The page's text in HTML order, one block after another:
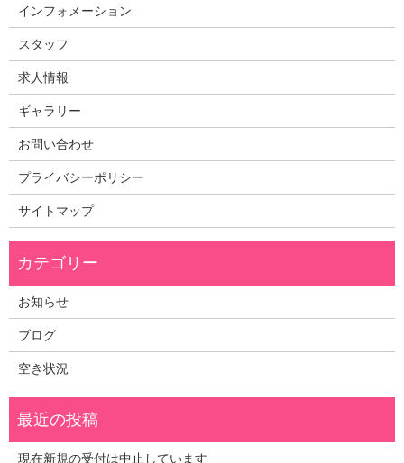
インフォメーション
スタッフ
求人情報
ギャラリー
お問い合わせ
プライバシーポリシー
サイトマップ
お知らせ
ブログ
空き状況
現在新規の受付は中止しています